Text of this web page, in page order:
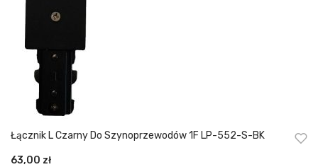
Łącznik L Czarny Do Szynoprzewodów 1F LP-552-S-BK
63,00 zł